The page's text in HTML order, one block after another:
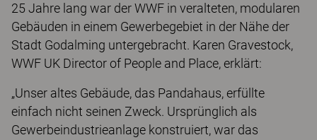
25 Jahre lang war der WWF in veralteten, modularen
Gebäuden in einem Gewerbegebiet in der Nähe der
Stadt Godalming untergebracht. Karen Gravestock,
WWF UK Director of People and Place, erklärt:
„Unser altes Gebäude, das Pandahaus, erfüllte
einfach nicht seinen Zweck. Ursprünglich als
Gewerbeindustrieanlage konstruiert, war das